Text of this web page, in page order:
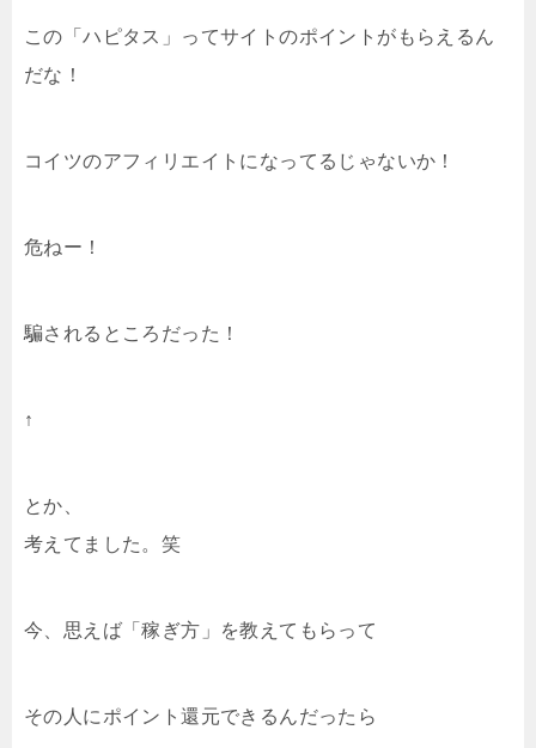
この「ハピタス」ってサイトのポイントがもらえるん
だな！
コイツのアフィリエイトになってるじゃないか！
危ねー！
騙されるところだった！
↑
とか、
考えてました。笑
今、思えば「稼ぎ方」を教えてもらって
その人にポイント還元できるんだったら